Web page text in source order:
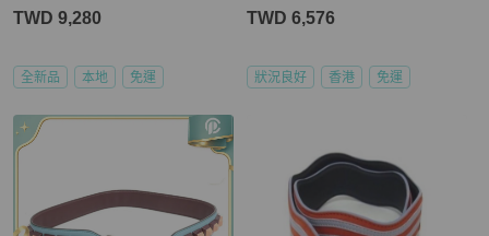
TWD 9,280
全新品 本地 免運
TWD 6,576
狀況良好 香港 免運